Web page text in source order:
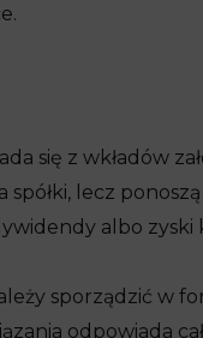
się z wkładów
lecz
albo zyski
sporządzić w
odpowiada